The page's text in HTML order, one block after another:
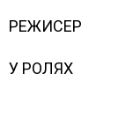
РЕЖИСЕР
У РОЛЯХ